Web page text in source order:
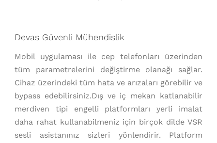
Devas Güvenli Mühendislik
Mobil uygulaması ile cep telefonları üzerinden
tüm parametrelerini değiştirme olanağı sağlar.
Cihaz üzerindeki tüm hata ve arızaları görebilir ve
bypass edebilirsiniz.Dış ve iç mekan katlanabilir
merdiven tipi engelli platformları yerli imalat
daha rahat kullanabilmeniz için birçok dilde VSR
sesli asistanınız sizleri yönlendirir. Platform